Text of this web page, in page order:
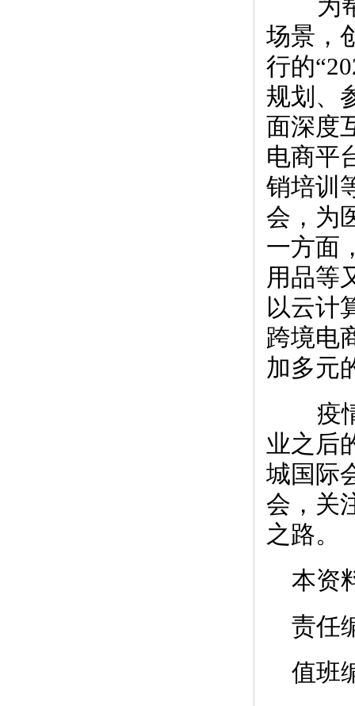
为
场景，
行的
规划、
面深度
电商平
销培训
会，为
一方面
用品等
以云计
跨境电
加多元
疫
业之后
城国际
会，关
之路。
本资
责任
值班